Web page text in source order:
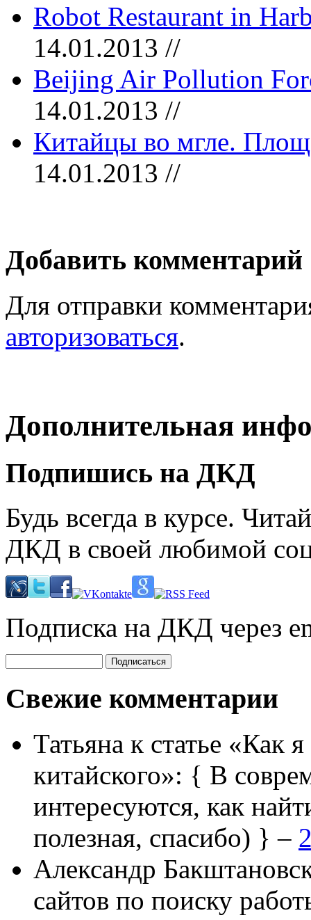
Robot Restaurant in
14.01.2013 //
Beijing Air Pollution
14.01.2013 //
Китайцы во мгле.
14.01.2013 //
Добавить комментарий
Для отправки
авторизоваться.
Дополнительная
Подпишись на ДКД
Будь всегда в курсе.
ДКД в своей любимой
Подписка на ДКД через
Свежие комментарии
Татьяна к статье «Как
китайского»: { В
интересуются, как
полезная, спасибо) } –
Александр
сайтов по поиску